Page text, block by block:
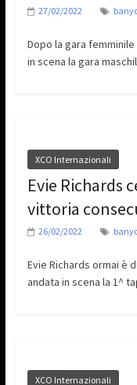
27/02/2022
Dopo la gara
in scena la gara
XCO Internazionali
Evie Richards
vittoria
26/02/2022
Evie Richards ormai è
andata in scena la 1^
XCO Internazionali